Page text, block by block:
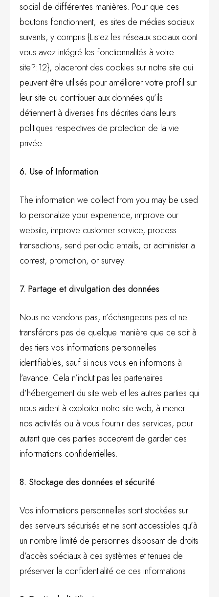
social de différentes manières. Pour que ces
boutons fonctionnent, les sites de médias sociaux
suivants, y compris {Listez les réseaux sociaux dont
vous avez intégré les fonctionnalités à votre
site?:12}, placeront des cookies sur notre site qui
peuvent être utilisés pour améliorer votre profil sur
leur site ou contribuer aux données qu’ils
détiennent à diverses fins décrites dans leurs
politiques respectives de protection de la vie
privée.
6. Use of Information
The information we collect from you may be used
to personalize your experience, improve our
website, improve customer service, process
transactions, send periodic emails, or administer a
contest, promotion, or survey.
7. Partage et divulgation des données
Nous ne vendons pas, n’échangeons pas et ne
transférons pas de quelque manière que ce soit à
des tiers vos informations personnelles
identifiables, sauf si nous vous en informons à
l’avance. Cela n’inclut pas les partenaires
d’hébergement du site web et les autres parties qui
nous aident à exploiter notre site web, à mener
nos activités ou à vous fournir des services, pour
autant que ces parties acceptent de garder ces
informations confidentielles.
8. Stockage des données et sécurité
Vos informations personnelles sont stockées sur
des serveurs sécurisés et ne sont accessibles qu’à
un nombre limité de personnes disposant de droits
d’accès spéciaux à ces systèmes et tenues de
préserver la confidentialité de ces informations.